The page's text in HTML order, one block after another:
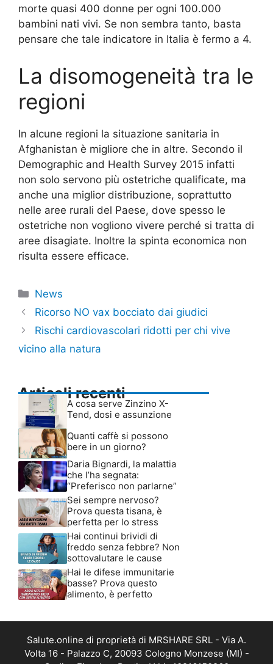
morte quasi 400 donne per ogni 100.000
bambini nati vivi. Se non sembra tanto, basta
pensare che tale indicatore in Italia è fermo a 4.
La disomogeneità tra le
regioni
In alcune regioni la situazione sanitaria in
Afghanistan è migliore che in altre. Secondo il
Demographic and Health Survey 2015 infatti
non solo servono più ostetriche qualificate, ma
anche una miglior distribuzione, soprattutto
nelle aree rurali del Paese, dove spesso le
ostetriche non vogliono vivere perché si tratta di
aree disagiate. Inoltre la spinta economica non
risulta essere efficace.
Categorie
News
Ricorso NO vax bocciato dai giudici
Rischi cardiovascolari ridotti per chi vive
vicino alla natura
Articoli recenti
A cosa serve Zinzino X-
Tend, dosi e assunzione
Quanti caffè si possono
bere in un giorno?
Daria Bignardi, la malattia
che l’ha segnata:
“Preferisco non parlarne”
Sei sempre nervoso?
Prova questa tisana, è
perfetta per lo stress
Hai continui brividi di
freddo senza febbre? Non
sottovalutare le cause
Hai le difese immunitarie
basse? Prova questo
alimento, è perfetto
Salute.online di proprietà di MRSHARE SRL - Via A.
Volta 16 - Palazzo C, 20093 Cologno Monzese (MI) -